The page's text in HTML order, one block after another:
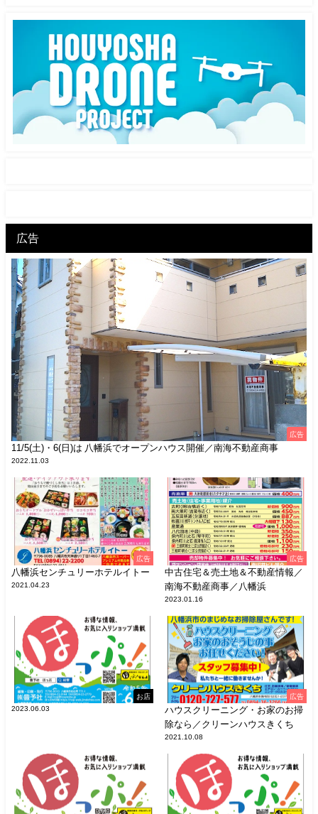
広告
広告
11/5(土)・6(日)は 八幡浜でオープンハウス開催／南海不動産商事
2022.11.03
広告
八幡浜センチュリーホテルイトー
2021.04.23
広告
中古住宅＆売土地＆不動産情報／
南海不動産商事／八幡浜
2023.01.16
お店
2023.06.03
広告
ハウスクリーニング・お家のお掃
除なら／クリーンハウスきくち
2021.10.08